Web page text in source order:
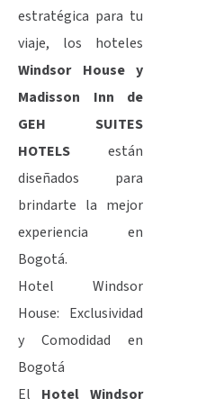
estratégica para tu
viaje, los hoteles
Windsor House y
Madisson Inn de
GEH SUITES
HOTELS están
diseñados para
brindarte la mejor
experiencia en
Bogotá.
Hotel Windsor
House: Exclusividad
y Comodidad en
Bogotá
El Hotel Windsor